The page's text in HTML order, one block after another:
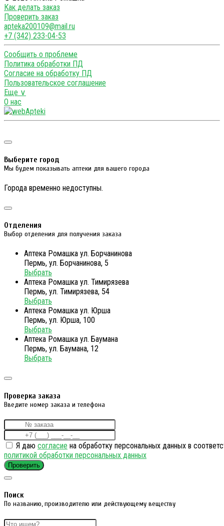
Как делать заказ
Проверить заказ
apteka200109@mail.ru
+7 (342) 233-04-53
Сообщить о проблеме
Политика обработки ПД
Согласие на обработку ПД
Пользовательское соглашение
Еще ∨
О нас
Выберите город
Мы будем показывать аптеки для вашего города
Города временно недоступны.
Отделения
Выбор отделения для получения заказа
Аптека Ромашка ул. Борчанинова
Пермь, ул. Борчанинова, 5
Выбрать
Аптека Ромашка ул. Тимирязева
Пермь, ул. Тимирязева, 54
Выбрать
Аптека Ромашка ул. Юрша
Пермь, ул. Юрша, 100
Выбрать
Аптека Ромашка ул. Баумана
Пермь, ул. Баумана, 12
Выбрать
Проверка заказа
Введите номер заказа и телефона
Я даю согласие на обработку персональных данных в
политикой обработки персональных данных
Проверить
Поиск
По названию, производителю или действующему веществу